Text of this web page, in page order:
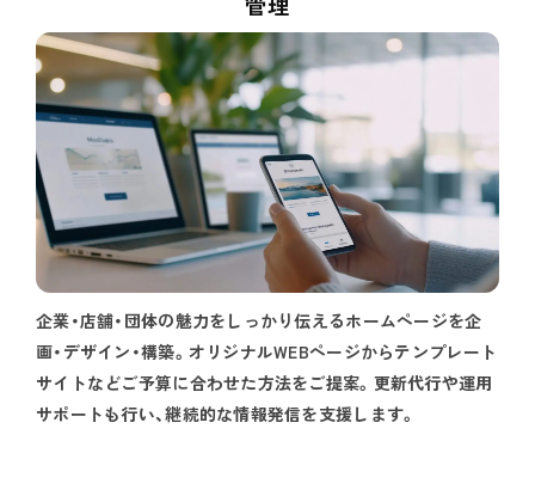
企業・店舗・団体の魅力をしっかり伝えるホームページを企
画・デザイン・構築。オリジナルWEBページからテンプレート
サイトなどご予算に合わせた方法をご提案。更新代行や運用
サポートも行い、継続的な情報発信を支援します。